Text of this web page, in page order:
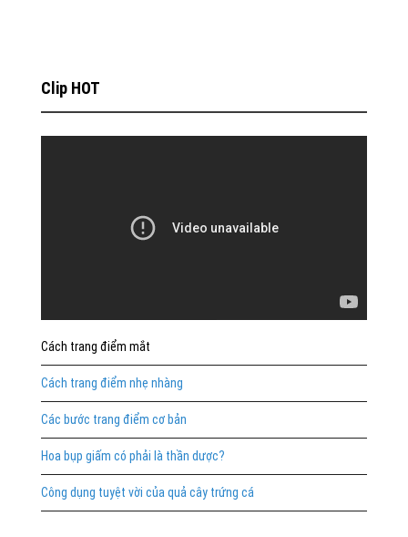
Clip HOT
Cách trang điểm mắt
Cách trang điểm nhẹ nhàng
Các bước trang điểm cơ bản
Hoa bụp giấm có phải là thần dược?
Công dụng tuyệt vời của quả cây trứng cá